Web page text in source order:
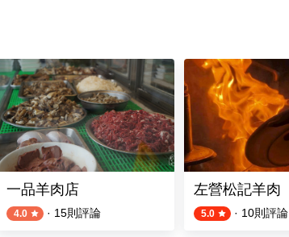
一品羊肉店
4.0 · 15則評論
左營松記羊肉
5.0 · 10則評論